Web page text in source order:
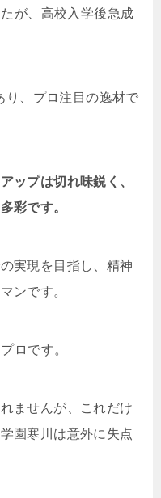
が、高校入学後急成
り、プロ注目の逸材で
ップは切れ味鋭く、
彩です。
実現を目指し、精神
ンです。
ロです。
ませんが、これだけ
園寒川は意外に失点